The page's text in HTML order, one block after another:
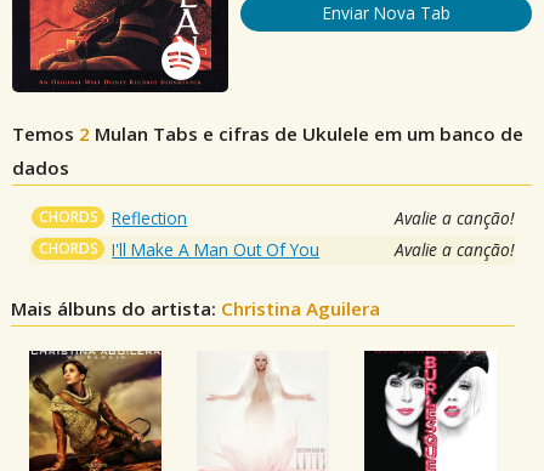
Enviar Nova Tab
Temos 2 Mulan Tabs e cifras de Ukulele em um banco de
dados
CHORDS Reflection Avalie a canção!
CHORDS I'll Make A Man Out Of You Avalie a canção!
Mais álbuns do artista: Christina Aguilera